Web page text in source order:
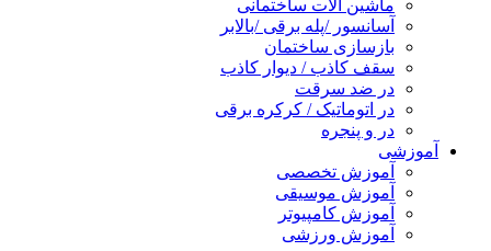
ماشین آلات ساختمانی
آسانسور /پله برقی /بالابر
بازسازی ساختمان
سقف کاذب / دیوار کاذب
در ضد سرقت
در اتوماتیک / کرکره برقی
در و پنجره
آموزشی
آموزش تخصصی
آموزش موسیقی
آموزش کامپیوتر
آموزش ورزشی